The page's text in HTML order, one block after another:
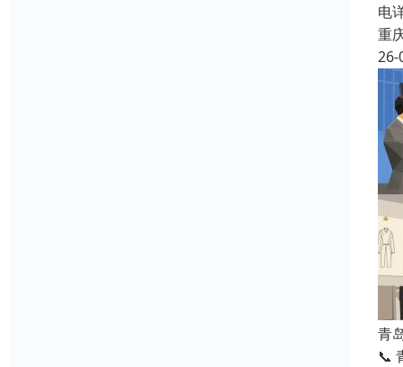
电
重
26-
青
📞